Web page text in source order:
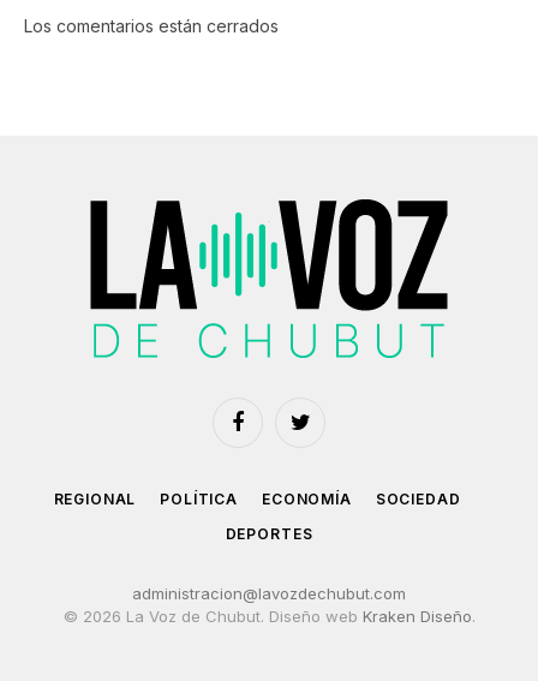
Los comentarios están cerrados
FacebookTwitter
REGIONAL POLÍTICA ECONOMÍA
SOCIEDAD
DEPORTES
administracion@lavozdechubut.com
© 2026 La Voz de Chubut. Diseño web Kraken Diseño.